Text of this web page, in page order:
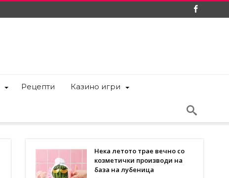
Рецепти Казино игри
Нека летото трае вечно со
козметички производи на
база на лубеница